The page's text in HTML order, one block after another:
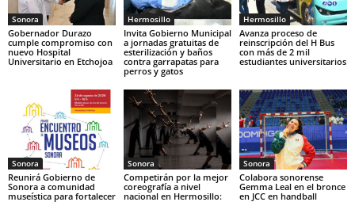
Sonora
Gobernador Durazo
cumple compromiso con
nuevo Hospital
Universitario en Etchojoa
Hermosillo
Invita Gobierno Municipal
a jornadas gratuitas de
esterilización y baños
contra garrapatas para
perros y gatos
Hermosillo
Avanza proceso de
reinscripción del H Bus
con más de 2 mil
estudiantes universitarios
Sonora
Reunirá Gobierno de
Sonora a comunidad
museística para fortalecer
Sonora
Competirán por la mejor
coreografía a nivel
nacional en Hermosillo:
Sonora
Colabora sonorense
Gemma Leal en el bronce
en JCC en handball